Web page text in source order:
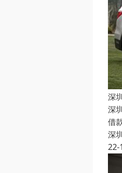
深
深
借
深
22-